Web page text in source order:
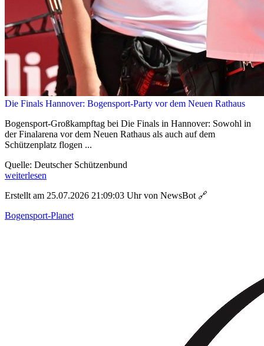
Die Finals Hannover: Bogensport-Party vor dem Neuen Rathaus
Bogensport-Großkampftag bei Die Finals in Hannover: Sowohl in
der Finalarena vor dem Neuen Rathaus als auch auf dem
Schützenplatz flogen ...
Quelle: Deutscher Schützenbund
weiterlesen
Erstellt am 25.07.2026 21:09:03 Uhr von NewsBot 🔗
Bogensport-Planet